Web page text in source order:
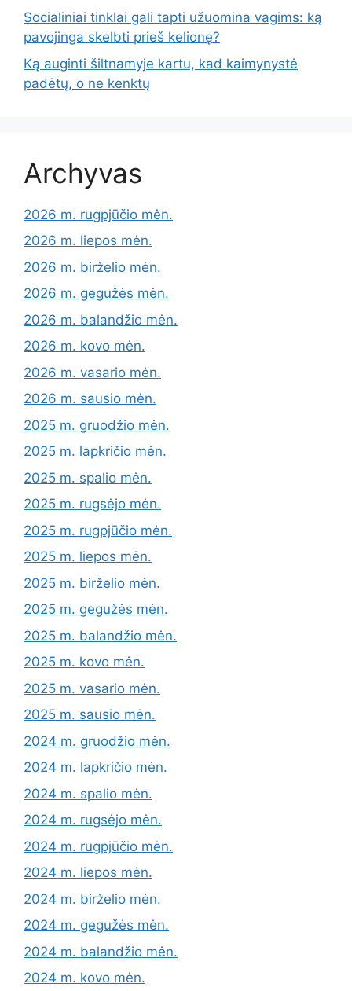
Socialiniai tinklai gali tapti užuomina vagims: ką
pavojinga skelbti prieš kelionę?
Ką auginti šiltnamyje kartu, kad kaimynystė
padėtų, o ne kenktų
Archyvas
2026 m. rugpjūčio mėn.
2026 m. liepos mėn.
2026 m. birželio mėn.
2026 m. gegužės mėn.
2026 m. balandžio mėn.
2026 m. kovo mėn.
2026 m. vasario mėn.
2026 m. sausio mėn.
2025 m. gruodžio mėn.
2025 m. lapkričio mėn.
2025 m. spalio mėn.
2025 m. rugsėjo mėn.
2025 m. rugpjūčio mėn.
2025 m. liepos mėn.
2025 m. birželio mėn.
2025 m. gegužės mėn.
2025 m. balandžio mėn.
2025 m. kovo mėn.
2025 m. vasario mėn.
2025 m. sausio mėn.
2024 m. gruodžio mėn.
2024 m. lapkričio mėn.
2024 m. spalio mėn.
2024 m. rugsėjo mėn.
2024 m. rugpjūčio mėn.
2024 m. liepos mėn.
2024 m. birželio mėn.
2024 m. gegužės mėn.
2024 m. balandžio mėn.
2024 m. kovo mėn.